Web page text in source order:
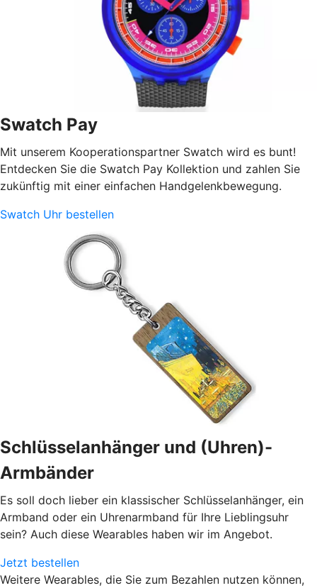
Swatch Pay
Mit unserem Kooperationspartner Swatch wird es bunt!
Entdecken Sie die Swatch Pay Kollektion und zahlen Sie
zukünftig mit einer einfachen Handgelenkbewegung.
Swatch Uhr bestellen
Schlüsselanhänger und (Uhren)-
Armbänder
Es soll doch lieber ein klassischer Schlüsselanhänger, ein
Armband oder ein Uhrenarmband für Ihre Lieblingsuhr
sein? Auch diese Wearables haben wir im Angebot.
Jetzt bestellen
Weitere Wearables, die Sie zum Bezahlen nutzen können,